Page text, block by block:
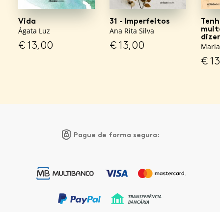
Vida
Ágata Luz
€13,00
31 - Imperfeitos
Ana Rita Silva
€13,00
dizer
€
Pague de forma segura: